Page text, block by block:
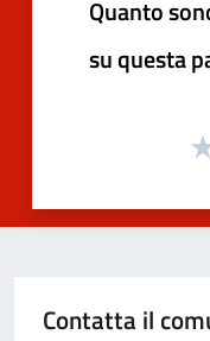
Quanto
su questa
Contatta il